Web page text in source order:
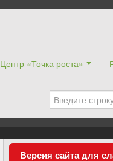
Центр «Точка роста»
Версия сайта для